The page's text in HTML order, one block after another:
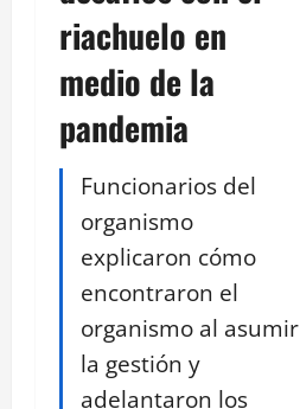
riachuelo en
medio de la
pandemia
Funcionarios del
organismo
explicaron cómo
encontraron el
organismo al asumir
la gestión y
adelantaron los